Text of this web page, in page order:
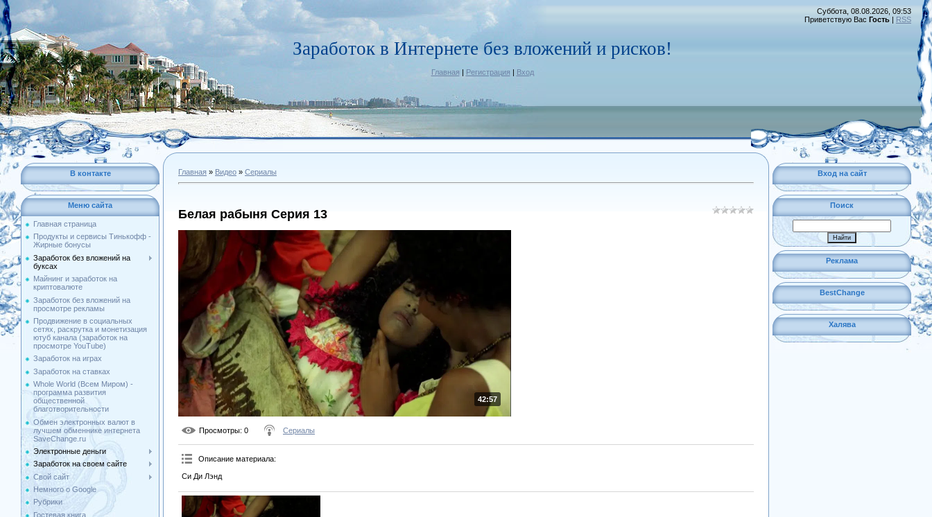
Заработок в Интернете без вложений и рисков!
Главная | Регистрация | Вход
Суббота, 08.08.2026, 09:53
Приветствую Вас Гость | RSS
В контакте
Меню сайта
Главная страница
Продукты и сервисы Тинькофф -
Жирные бонусы
Заработок без вложений на
буксах
Майнинг и заработок на
криптовалюте
Заработок без вложений на
просмотре рекламы
Продвижение в социальных
сетях, раскрутка и монетизация
ютуб канала (заработок на
просмотре YouTube)
Заработок на играх
Заработок на ставках
Whole World (Всем Миром) -
программа развития
общественной
благотворительности
Обмен электронных валют в
лучшем обменнике интернета
SaveChange.ru
Электронные деньги
Заработок на своем сайте
Свой сайт
Немного о Google
Рубрики
Гостевая книга
Главная » Видео » Сериалы
Белая рабыня Серия 13
42:57
Просмотры: 0 Сериалы
Описание материала:
Си Ди Лэнд
Вход на сайт
Поиск
Реклама
BestChange
Халява